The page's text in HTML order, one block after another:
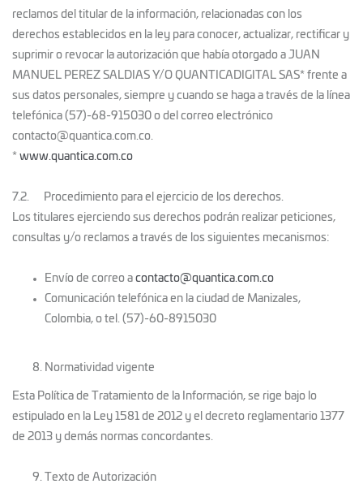
reclamos del titular de la información, relacionadas con los
derechos establecidos en la ley para conocer, actualizar, rectificar y
suprimir o revocar la autorización que había otorgado a JUAN
MANUEL PEREZ SALDIAS Y/O QUANTICADIGITAL SAS* frente a
sus datos personales, siempre y cuando se haga a través de la línea
telefónica (57)-68-915030 o del correo electrónico
contacto@quantica.com.co.
* www.quantica.com.co
7.2. Procedimiento para el ejercicio de los derechos.
Los titulares ejerciendo sus derechos podrán realizar peticiones,
consultas y/o reclamos a través de los siguientes mecanismos:
Envío de correo a contacto@quantica.com.co
Comunicación telefónica en la ciudad de Manizales,
Colombia, o tel. (57)-60-8915030
Normatividad vigente
Esta Política de Tratamiento de la Información, se rige bajo lo
estipulado en la Ley 1581 de 2012 y el decreto reglamentario 1377
de 2013 y demás normas concordantes.
Texto de Autorización